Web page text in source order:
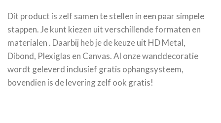
Dit product is zelf samen te stellen in een paar simpele
stappen. Je kunt kiezen uit verschillende formaten en
materialen . Daarbij heb je de keuze uit HD Metal,
Dibond, Plexiglas en Canvas. Al onze wanddecoratie
wordt geleverd inclusief gratis ophangsysteem,
bovendien is de levering zelf ook gratis!